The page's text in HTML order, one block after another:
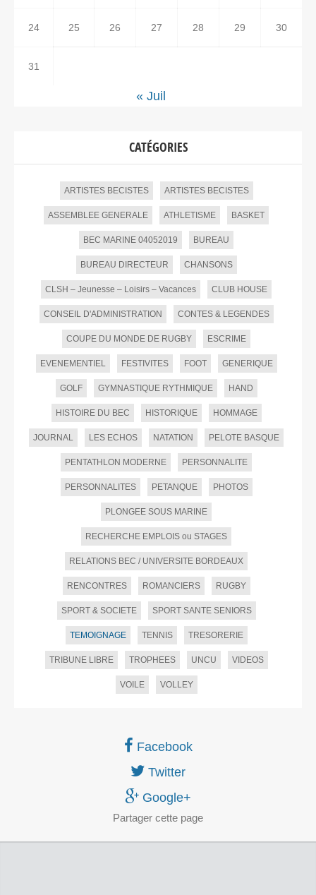
24 25 26 27 28 29 30
31
« Juil
CATÉGORIES
ARTISTES BECISTES ARTISTES BECISTES
ASSEMBLEE GENERALE ATHLETISME BASKET
BEC MARINE 04052019 BUREAU
BUREAU DIRECTEUR CHANSONS
CLSH – Jeunesse – Loisirs – Vacances CLUB HOUSE
CONSEIL D'ADMINISTRATION CONTES & LEGENDES
COUPE DU MONDE DE RUGBY ESCRIME
EVENEMENTIEL FESTIVITES FOOT GENERIQUE
GOLF GYMNASTIQUE RYTHMIQUE HAND
HISTOIRE DU BEC HISTORIQUE HOMMAGE
JOURNAL LES ECHOS NATATION PELOTE BASQUE
PENTATHLON MODERNE PERSONNALITE
PERSONNALITES PETANQUE PHOTOS
PLONGEE SOUS MARINE
RECHERCHE EMPLOIS ou STAGES
RELATIONS BEC / UNIVERSITE BORDEAUX
RENCONTRES ROMANCIERS RUGBY
SPORT & SOCIETE SPORT SANTE SENIORS
TEMOIGNAGE TENNIS TRESORERIE
TRIBUNE LIBRE TROPHEES UNCU VIDEOS
VOILE VOLLEY
Facebook
Twitter
Google+
Partager cette page